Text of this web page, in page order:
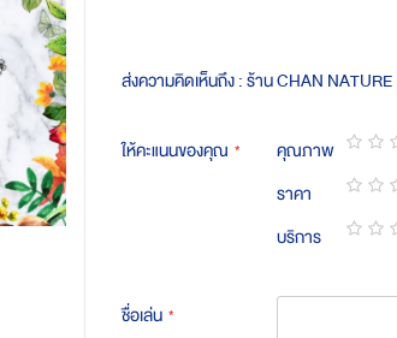
ส่งความคิดเห็นถึง : ร้าน CHAN NATURE
ให้คะแนนของคุณ คุณภาพ
1
star
2
stars
3
stars
4
stars
5
stars
ราคา
1
star
2
stars
3
stars
4
stars
5
stars
บริการ
ชื่อเล่น